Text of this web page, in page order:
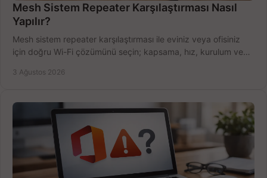
Mesh Sistem Repeater Karşılaştırması Nasıl
Yapılır?
Mesh sistem repeater karşılaştırması ile eviniz veya ofisiniz
için doğru Wi-Fi çözümünü seçin; kapsama, hız, kurulum ve
3 Ağustos 2026